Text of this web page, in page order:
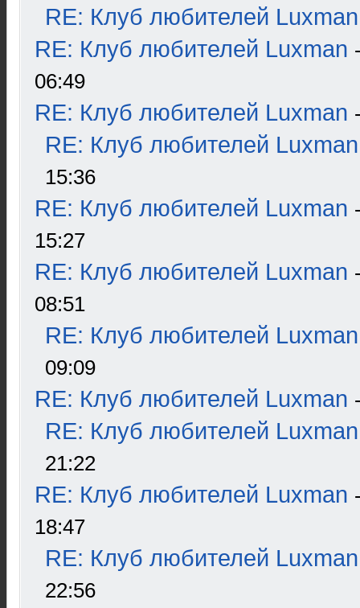
RE: Клуб любителей Luxman
RE: Клуб любителей Luxman
06:49
RE: Клуб любителей Luxman
RE: Клуб любителей Luxman
15:36
RE: Клуб любителей Luxman
15:27
RE: Клуб любителей Luxman
08:51
RE: Клуб любителей Luxman
09:09
RE: Клуб любителей Luxman
RE: Клуб любителей Luxman
21:22
RE: Клуб любителей Luxman
18:47
RE: Клуб любителей Luxman
22:56